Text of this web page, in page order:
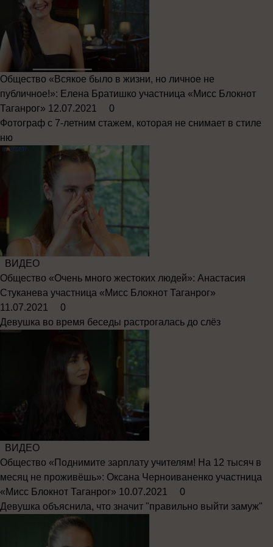
Общество «Всякое было в жизни, но личное не
публичное!»: Елена Братишко участница «Мисс Блокнот
Таганрог» 12.07.2021
0
Фотограф с 7-летним стажем, которая не снимает в стиле
ню
ВИДЕО
Общество «Очень много жестоких людей»: Анастасия
Стуканева участница «Мисс Блокнот Таганрог»
11.07.2021
0
Девушка во время беседы растрогалась до слёз
ВИДЕО
Общество «Поднимите зарплату учителям! На 12 тысяч в
месяц не проживёшь»: Оксана Черноиваненко участница
«Мисс Блокнот Таганрог» 10.07.2021
0
Девушка объяснила, что значит "правильно выйти замуж"